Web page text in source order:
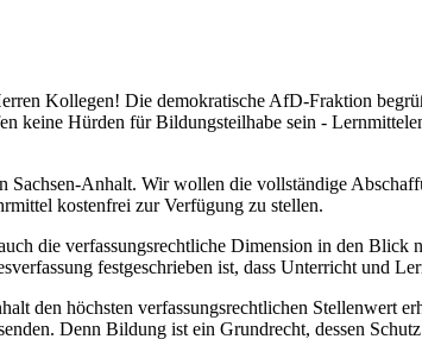
Kollegen! Die demokratische AfD-Fraktion
keine Hürden für Bildungsteilhabe sein -
Anhalt. Wir wollen die vollständige
kostenfrei zur Verfügung zu stellen.
die verfassungsrechtliche Dimension in den
festgeschrieben ist, dass Unterricht und
den höchsten verfassungsrechtlichen Stellenwert
Denn Bildung ist ein Grundrecht, dessen